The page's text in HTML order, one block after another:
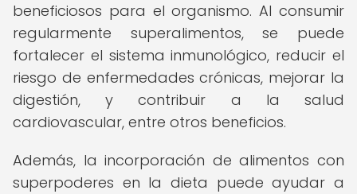
beneficiosos para el organismo. Al consumir
regularmente superalimentos, se puede
fortalecer el sistema inmunológico, reducir el
riesgo de enfermedades crónicas, mejorar la
digestión, y contribuir a la salud
cardiovascular, entre otros beneficios.
Además, la incorporación de alimentos con
superpoderes en la dieta puede ayudar a